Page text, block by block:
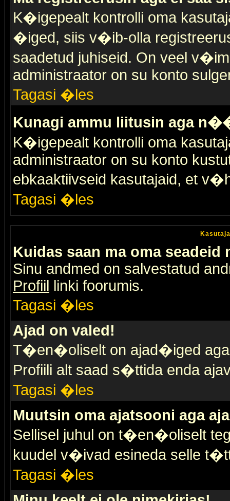
K�igepealt kontrolli oma
�iged, siis v�ib-olla
saadetud juhiseid. On veel
administraator on su konto
Tagasi �les
Kunagi ammu liitusin aga
K�igepealt kontrolli oma
administraator on su konto
ebkaaktiivseid kasutajaid, et
Tagasi �les
Kuidas saan ma oma seadeid
Sinu andmed on salvestatud
Profiil linki foorumis.
Tagasi �les
Ajad on valed!
T�en�oliselt on ajad�iged
Profiili alt saad s�ttida enda
Tagasi �les
Muutsin oma ajatsooni aga
Sellisel juhul on t�en�oliselt
kuudel v�ivad esineda selle
Tagasi �les